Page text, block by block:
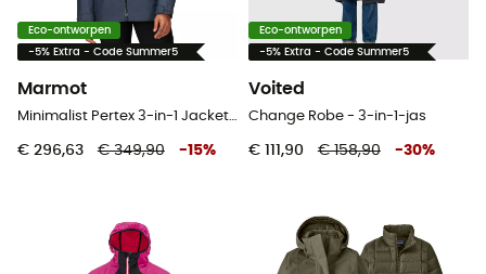
Eco-ontworpen
-5% Extra - Code Summer5
Marmot
€ 296,63 € 349,90 -15%
Eco-ontworpen
-5% Extra - Code Summer5
Voited
Change Robe - 3-in-1-jas
€ 111,90 € 158,90 -30%